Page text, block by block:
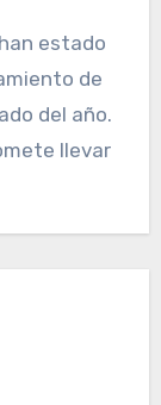
estado
de
del año.
llevar